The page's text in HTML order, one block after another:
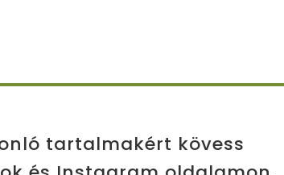
tartalmakért kövess